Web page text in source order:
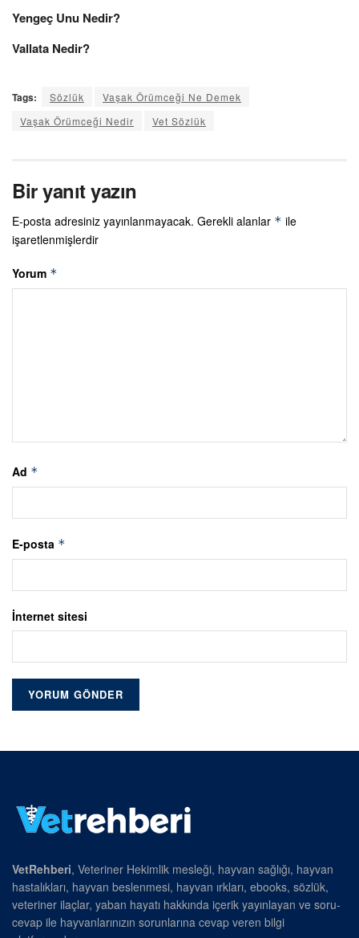
Yengeç Unu Nedir?
Vallata Nedir?
Tags: Sözlük
Vaşak Örümceği Ne Demek
Vaşak Örümceği Nedir
Vet Sözlük
Bir yanıt yazın
E-posta adresiniz yayınlanmayacak. Gerekli alanlar * ile
işaretlenmişlerdir
Yorum *
Ad *
E-posta *
İnternet sitesi
VetRehberi, Veteriner Hekimlik mesleği, hayvan sağlığı, hayvan
hastalıkları, hayvan beslenmesi, hayvan ırkları, ebooks, sözlük,
veteriner ilaçlar, yaban hayatı hakkında içerik yayınlayan ve soru-
cevap ile hayvanlarınızın sorunlarına cevap veren bilgi